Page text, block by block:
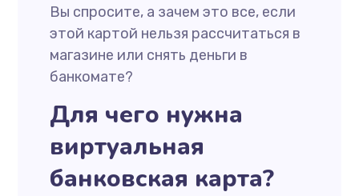
Вы спросите, а зачем это все, если
этой картой нельзя рассчитаться в
магазине или снять деньги в
банкомате?
Для чего нужна
виртуальная
банковская карта?